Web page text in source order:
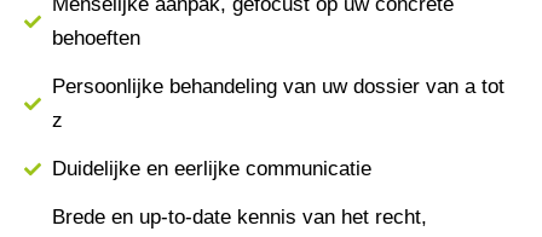
behoeften
Persoonlijke behandeling van uw dossier van a tot
z
Duidelijke en eerlijke communicatie
Brede en up-to-date kennis van het recht,